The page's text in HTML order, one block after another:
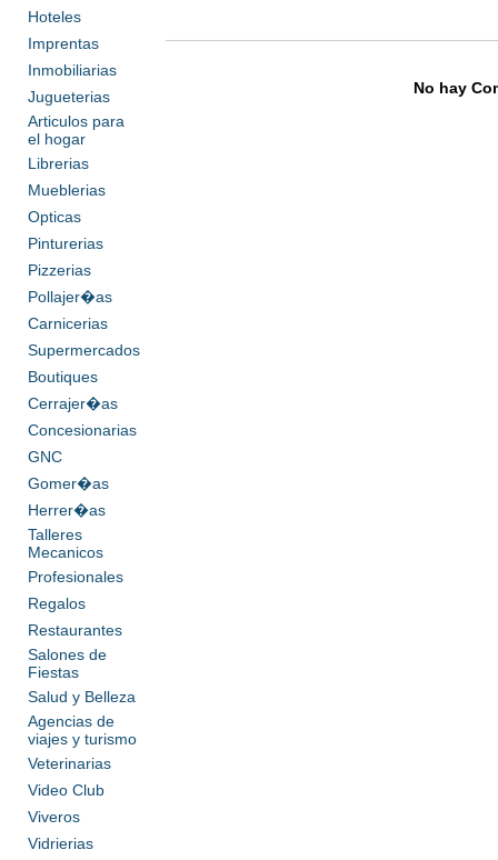
Hoteles
Imprentas
Inmobiliarias
Jugueterias
Articulos para
el hogar
Librerias
Mueblerias
Opticas
Pinturerias
Pizzerias
Pollajer�as
Carnicerias
Supermercados
Boutiques
Cerrajer�as
Concesionarias
GNC
Gomer�as
Herrer�as
Talleres
Mecanicos
Profesionales
Regalos
Restaurantes
Salones de
Fiestas
Salud y Belleza
Agencias de
viajes y turismo
Veterinarias
Video Club
Viveros
Vidrierias
No hay